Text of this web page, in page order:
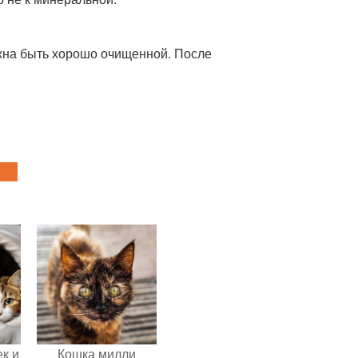
быть хорошо очищенной. После
и Кошка милли